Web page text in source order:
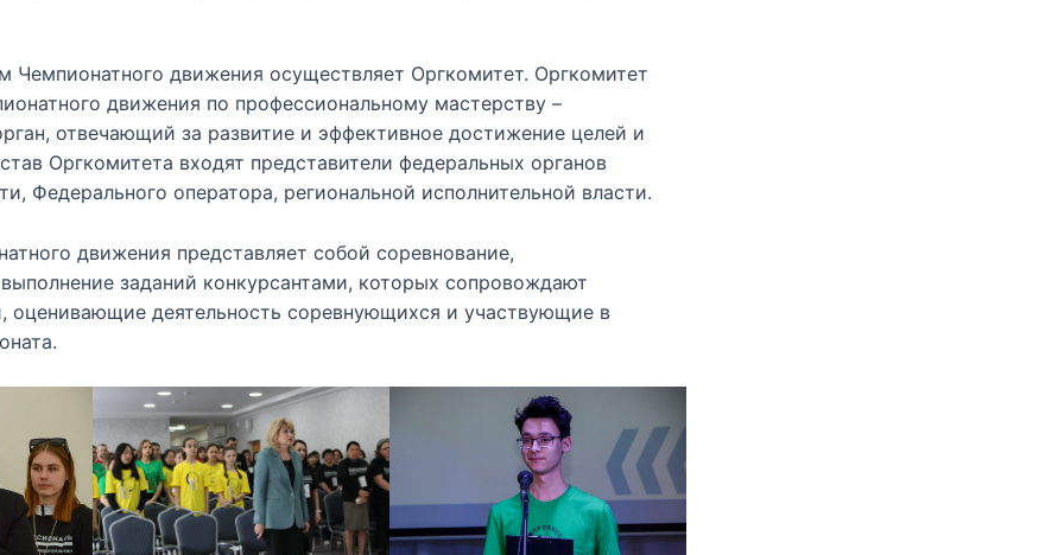
Чемпионатного движения осуществляет Оргкомитет. Оргкомитет
движения по профессиональному мастерству –
отвечающий за развитие и эффективное достижение целей и
Оргкомитета входят представители федеральных органов
Федерального оператора, региональной исполнительной власти.
движения представляет собой соревнование,
заданий конкурсантами, которых сопровождают
оценивающие деятельность соревнующихся и участвующие в